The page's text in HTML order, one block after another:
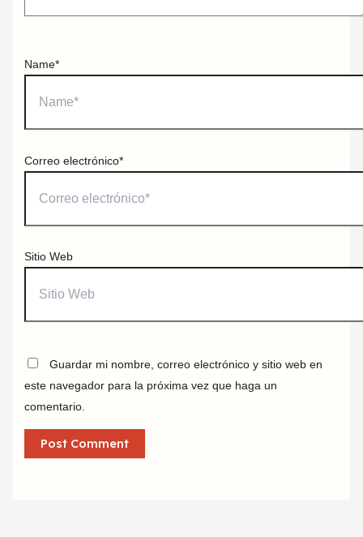
Name*
Correo electrónico*
Sitio Web
Guardar mi nombre, correo electrónico y sitio web en
este navegador para la próxima vez que haga un
comentario.